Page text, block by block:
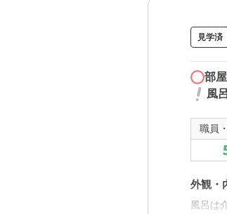
見学済
部
風
職員
外観・
風呂は